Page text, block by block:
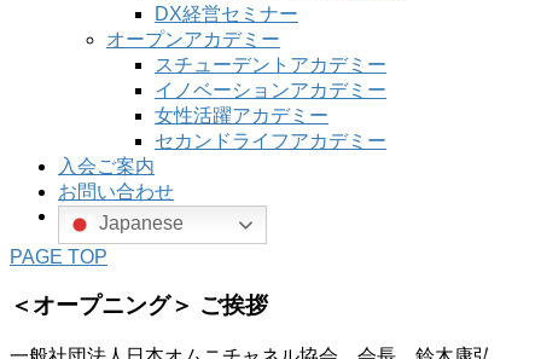
DX経営セミナー
オープンアカデミー
スチューデントアカデミー
イノベーションアカデミー
女性活躍アカデミー
セカンドライフアカデミー
入会ご案内
お問い合わせ
Japanese
PAGE TOP
＜オープニング＞ ご挨拶